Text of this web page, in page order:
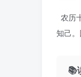
农历
知己
📚